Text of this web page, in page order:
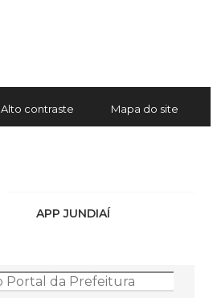
Alto contraste Mapa do site
APP JUNDIAÍ